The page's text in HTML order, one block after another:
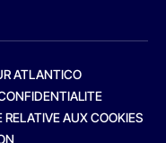
ATLANTICO
RELATIVE AUX COOKIES